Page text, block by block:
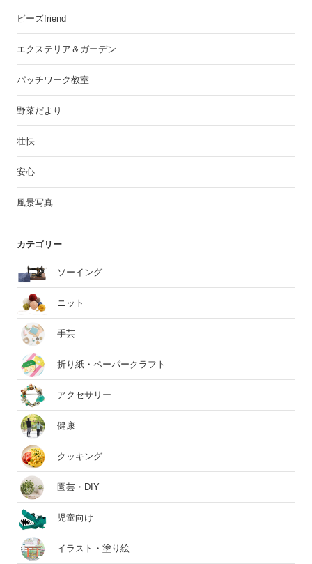
ビーズfriend
エクステリア＆ガーデン
パッチワーク教室
野菜だより
壮快
安心
風景写真
カテゴリー
ソーイング
ニット
手芸
折り紙・ペーパークラフト
アクセサリー
健康
クッキング
園芸・DIY
児童向け
イラスト・塗り絵